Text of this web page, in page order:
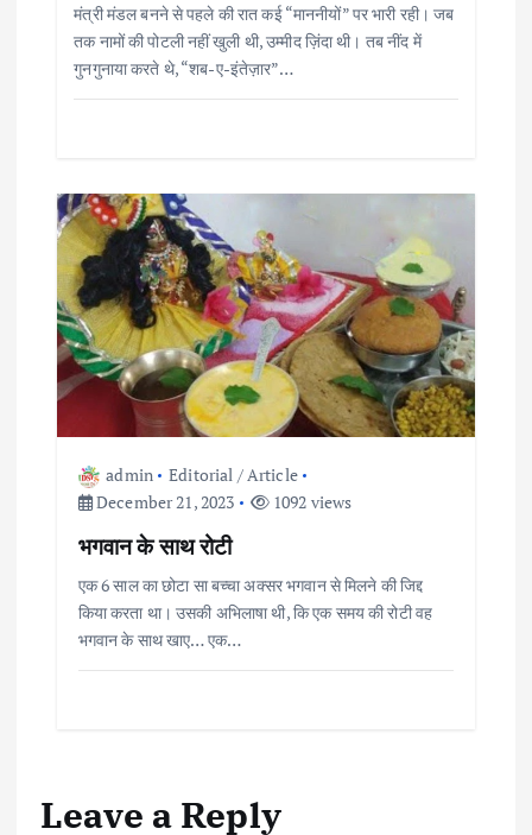
t
o
n
मंत्री मंडल बनने से पहले की रात कई “माननीयों” पर भारी रही। जब
तक नामों की पोटली नहीं खुली थी, उम्मीद ज़िंदा थी। तब नींद में
गुनगुनाया करते थे, “शब-ए-इंतेज़ार”…
admin
Editorial / Article
December 21, 2023
1092 views
भगवान के साथ रोटी
एक 6 साल का छोटा सा बच्चा अक्सर भगवान से मिलने की जिद्द
किया करता था। उसकी अभिलाषा थी, कि एक समय की रोटी वह
भगवान के साथ खाए… एक…
Leave a Reply